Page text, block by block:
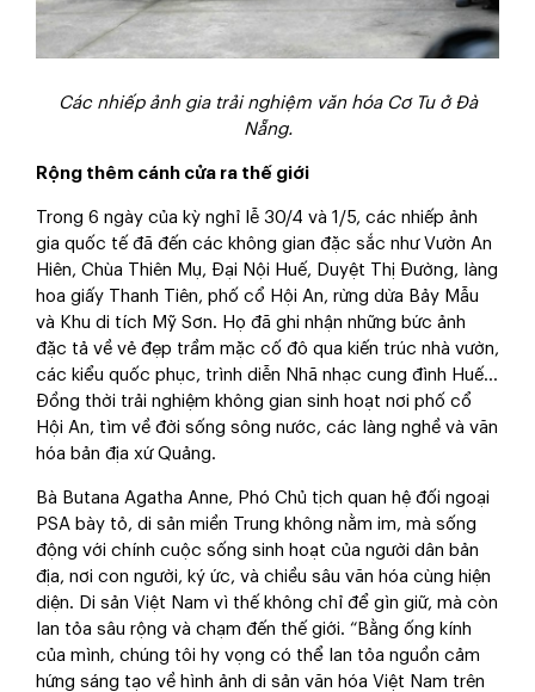
Các nhiếp ảnh gia trải nghiệm văn hóa Cơ Tu ở Đà
Nẵng.
Rộng thêm cánh cửa ra thế giới
Trong 6 ngày của kỳ nghỉ lễ 30/4 và 1/5, các nhiếp ảnh
gia quốc tế đã đến các không gian đặc sắc như Vườn An
Hiên, Chùa Thiên Mụ, Đại Nội Huế, Duyệt Thị Đường, làng
hoa giấy Thanh Tiên, phố cổ Hội An, rừng dừa Bảy Mẫu
và Khu di tích Mỹ Sơn. Họ đã ghi nhận những bức ảnh
đặc tả về vẻ đẹp trầm mặc cố đô qua kiến trúc nhà vườn,
các kiểu quốc phục, trình diễn Nhã nhạc cung đình Huế...
Đồng thời trải nghiệm không gian sinh hoạt nơi phố cổ
Hội An, tìm về đời sống sông nước, các làng nghề và văn
hóa bản địa xứ Quảng.
Bà Butana Agatha Anne, Phó Chủ tịch quan hệ đối ngoại
PSA bày tỏ, di sản miền Trung không nằm im, mà sống
động với chính cuộc sống sinh hoạt của người dân bản
địa, nơi con người, ký ức, và chiều sâu văn hóa cùng hiện
diện. Di sản Việt Nam vì thế không chỉ để gìn giữ, mà còn
lan tỏa sâu rộng và chạm đến thế giới. “Bằng ống kính
của mình, chúng tôi hy vọng có thể lan tỏa nguồn cảm
hứng sáng tạo về hình ảnh di sản văn hóa Việt Nam trên